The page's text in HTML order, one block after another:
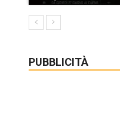
PUBBLICITÀ